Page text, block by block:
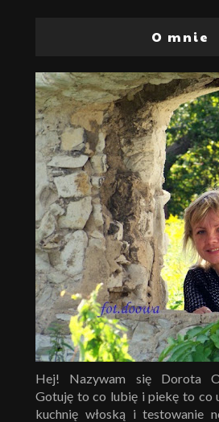
O mnie
Hej! Nazywam się Dorota
Gotuję to co lubię i piekę to co
kuchnię włoską i testowanie